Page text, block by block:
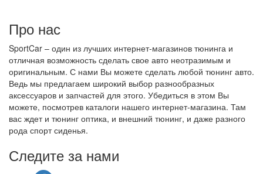
Про нас
SportCar – один из лучших интернет-магазинов тюнинга и
отличная возможность сделать свое авто неотразимым и
оригинальным. С нами Вы можете сделать любой тюнинг авто.
Ведь мы предлагаем широкий выбор разнообразных
аксессуаров и запчастей для этого. Убедиться в этом Вы
можете, посмотрев каталоги нашего интернет-магазина. Там
вас ждет и тюнинг оптика, и внешний тюнинг, и даже разного
рода спорт сиденья.
Следите за нами